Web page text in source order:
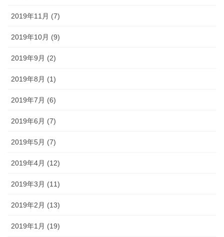
2019年11月 (7)
2019年10月 (9)
2019年9月 (2)
2019年8月 (1)
2019年7月 (6)
2019年6月 (7)
2019年5月 (7)
2019年4月 (12)
2019年3月 (11)
2019年2月 (13)
2019年1月 (19)